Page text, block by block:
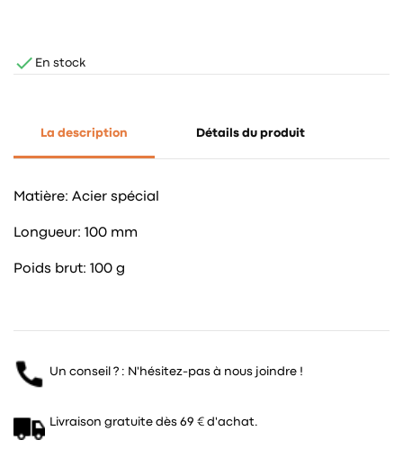
 En stock
La description Détails du produit
Matière: Acier spécial
Longueur: 100 mm
Poids brut: 100 g
Un conseil ? : N'hésitez-pas à nous joindre !
Livraison gratuite dès 69 € d'achat.